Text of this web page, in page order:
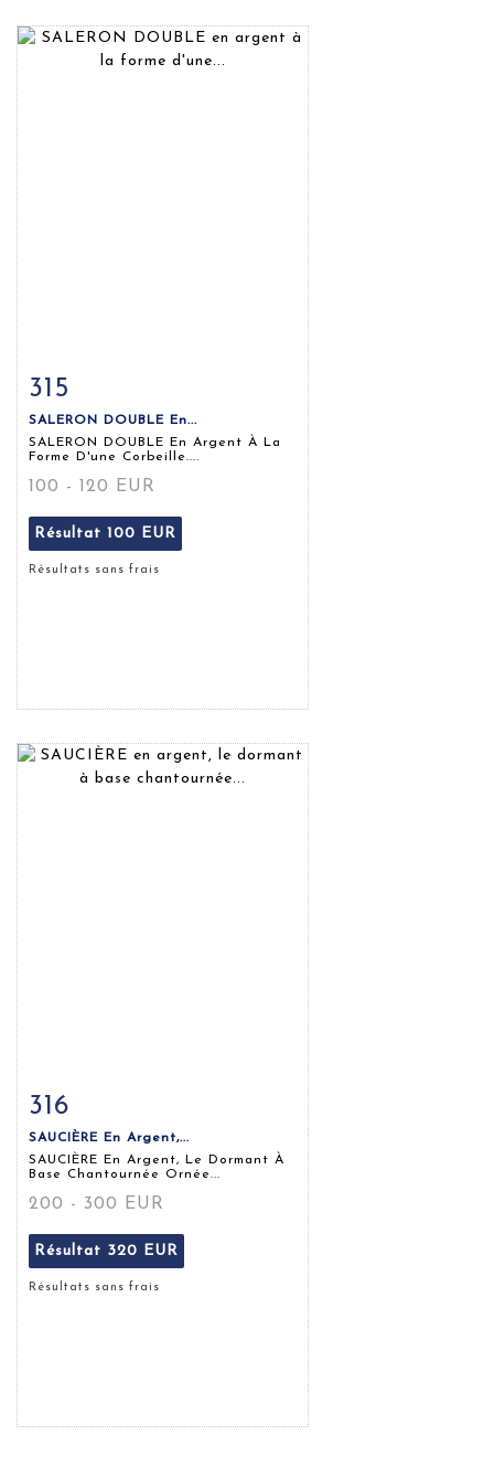
Fiche détaillée
315
SALERON DOUBLE En...
SALERON DOUBLE En Argent À La
Forme D'une Corbeille....
100 - 120 EUR
Résultat 100 EUR
Résultats sans frais
Fiche détaillée
316
SAUCIÈRE En Argent,...
SAUCIÈRE En Argent, Le Dormant À
Base Chantournée Ornée...
200 - 300 EUR
Résultat 320 EUR
Résultats sans frais